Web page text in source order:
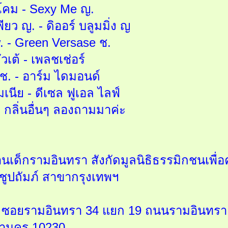
คม - Sexy Me ญ.
ยว ญ. - ดิออร์ บลูมมิ่ง ญ
- Green Versase ช.
เต้ - เพลชเช่อร์
. - อาร์ม ไดมอนด์
นีย - ดีเซล ฟูเอล ไลฟ์
กลิ่นอื่นๆ ลองถามมาค่ะ
นเด็กรามอินทรา สังกัดมูลนิธิธรรมิกชนเพื่
ปถัมภ์ สาขากรุงเทพฯ
อยรามอินทรา 34 แยก 19 ถนนรามอินทร